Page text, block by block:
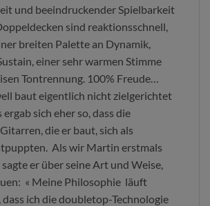
und beeindruckender Spielbarkeit
sind reaktionsschnell,
breiten Palette an Dynamik,
einer sehr warmen Stimme
Tontrennung. 100% Freude…
baut eigentlich nicht zielgerichtet
sich eher so, dass die
die er baut, sich als
Als wir Martin erstmals
er über seine Art und Weise,
« Meine Philosophie läuft
dass ich die doubletop-Technologie